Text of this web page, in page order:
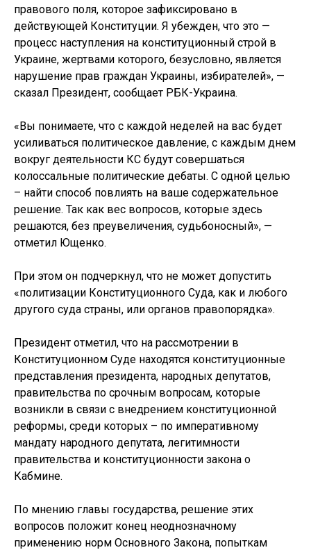
правового поля, которое зафиксировано в
действующей Конституции. Я убежден, что это —
процесс наступления на конституционный строй в
Украине, жертвами которого, безусловно, является
нарушение прав граждан Украины, избирателей», —
сказал Президент, сообщает РБК-Украина.
«Вы понимаете, что с каждой неделей на вас будет
усиливаться политическое давление, с каждым днем
вокруг деятельности КС будут совершаться
колоссальные политические дебаты. С одной целью
– найти способ повлиять на ваше содержательное
решение. Так как вес вопросов, которые здесь
решаются, без преувеличения, судьбоносный», —
отметил Ющенко.
При этом он подчеркнул, что не может допустить
«политизации Конституционного Суда, как и любого
другого суда страны, или органов правопорядка».
Президент отметил, что на рассмотрении в
Конституционном Суде находятся конституционные
представления президента, народных депутатов,
правительства по срочным вопросам, которые
возникли в связи с внедрением конституционной
реформы, среди которых – по императивному
мандату народного депутата, легитимности
правительства и конституционности закона о
Кабмине.
По мнению главы государства, решение этих
вопросов положит конец неоднозначному
применению норм Основного Закона, попыткам